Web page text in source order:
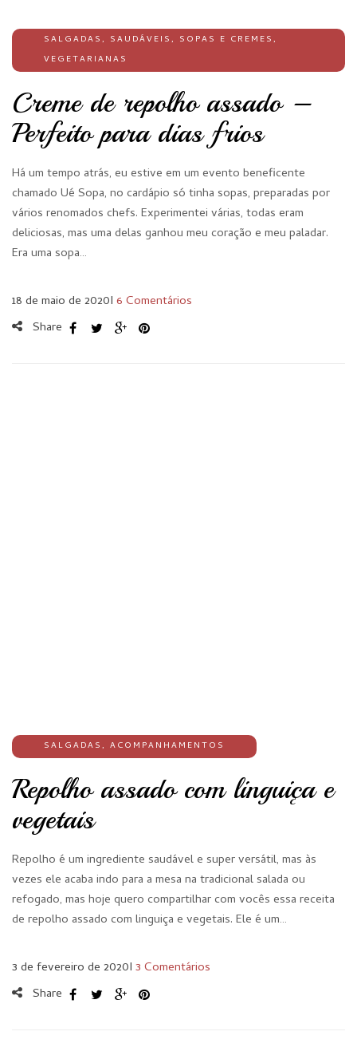
SALGADAS, SAUDÁVEIS, SOPAS E CREMES,
VEGETARIANAS
Creme de repolho assado –
Perfeito para dias frios
Há um tempo atrás, eu estive em um evento beneficente
chamado Ué Sopa, no cardápio só tinha sopas, preparadas por
vários renomados chefs. Experimentei várias, todas eram
deliciosas, mas uma delas ganhou meu coração e meu paladar.
Era uma sopa…
18 de maio de 2020I 6 Comentários
Share
SALGADAS, ACOMPANHAMENTOS
Repolho assado com linguiça e
vegetais
Repolho é um ingrediente saudável e super versátil, mas às
vezes ele acaba indo para a mesa na tradicional salada ou
refogado, mas hoje quero compartilhar com vocês essa receita
de repolho assado com linguiça e vegetais. Ele é um…
3 de fevereiro de 2020I 3 Comentários
Share